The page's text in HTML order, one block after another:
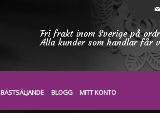
Fri frakt inom Sverige på
Alla kunder som handlar får
BÄSTSÄLJANDE BLOGG MITT KONTO